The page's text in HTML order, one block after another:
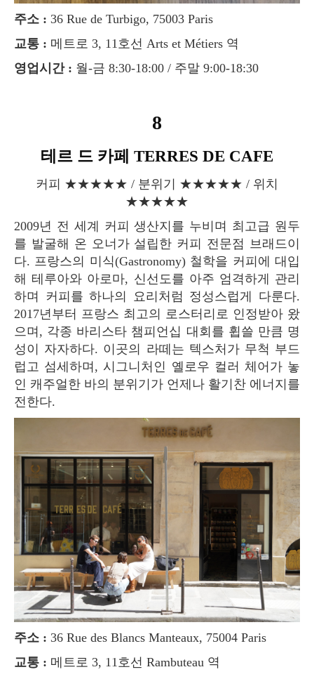
주소 : 36 Rue de Turbigo, 75003 Paris
교통 : 메트로 3, 11호선 Arts et Métiers 역
영업시간 : 월-금 8:30-18:00 / 주말 9:00-18:30
8
테르 드 카페 TERRES DE CAFE
커피 ★★★★★ / 분위기 ★★★★★ / 위치
★★★★★
2009년 전 세계 커피 생산지를 누비며 최고급 원두
를 발굴해 온 오너가 설립한 커피 전문점 브래드이
다. 프랑스의 미식(Gastronomy) 철학을 커피에 대입
해 테루아와 아로마, 신선도를 아주 엄격하게 관리
하며 커피를 하나의 요리처럼 정성스럽게 다룬다.
2017년부터 프랑스 최고의 로스터리로 인정받아 왔
으며, 각종 바리스타 챔피언십 대회를 휩쓸 만큼 명
성이 자자하다. 이곳의 라떼는 텍스처가 무척 부드
럽고 섬세하며, 시그니처인 옐로우 컬러 체어가 놓
인 캐주얼한 바의 분위기가 언제나 활기찬 에너지를
전한다.
주소 : 36 Rue des Blancs Manteaux, 75004 Paris
교통 : 메트로 3, 11호선 Rambuteau 역